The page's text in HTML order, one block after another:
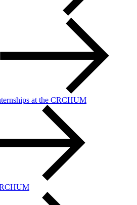
at the CRCHUM